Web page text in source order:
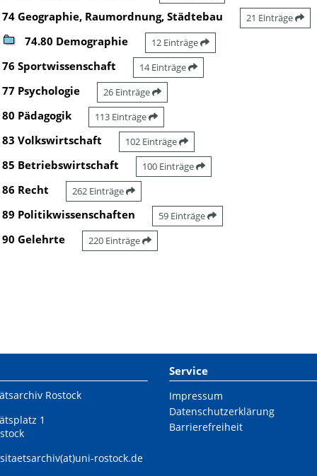
74 Geographie, Raumordnung, Städtebau 21 Einträge
74.80 Demographie 12 Einträge
76 Sportwissenschaft 14 Einträge
77 Psychologie 26 Einträge
80 Pädagogik 113 Einträge
83 Volkswirtschaft 102 Einträge
85 Betriebswirtschaft 100 Einträge
86 Recht 262 Einträge
89 Politikwissenschaften 59 Einträge
90 Gelehrte 220 Einträge
Rostock
1
rostock.de
Service
Impressum
Datenschutzerklärung
Barrierefreiheit